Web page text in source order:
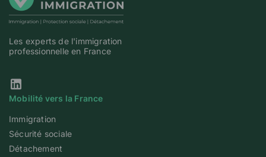
Les experts de l'immigration
professionnelle en France
Notre page Linkedin
Mobilité vers la France
Immigration
Sécurité sociale
Détachement